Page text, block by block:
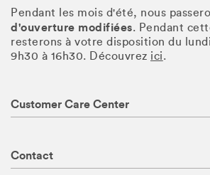
Pendant les mois d'été, nous
d'ouverture modifiées. Pendant
resterons à votre disposition du
9h30 à 16h30. Découvrez ici.
Customer Care Center
Contact